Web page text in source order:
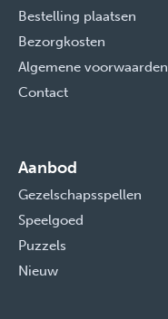
Bestelling plaatsen
Bezorgkosten
Algemene voorwaarden
Contact
Aanbod
Gezelschapsspellen
Speelgoed
Puzzels
Nieuw